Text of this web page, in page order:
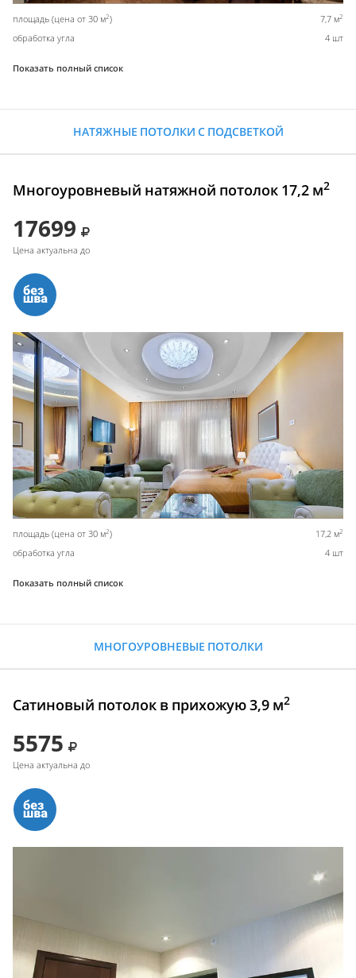
площадь (цена от 30 м2) 7,7 м2
обработка угла 4 шт
Показать полный список
НАТЯЖНЫЕ ПОТОЛКИ С ПОДСВЕТКОЙ
Многоуровневый натяжной потолок 17,2 м2
17699
Цена актуальна до
площадь (цена от 30 м2) 17,2 м2
обработка угла 4 шт
Показать полный список
МНОГОУРОВНЕВЫЕ ПОТОЛКИ
Сатиновый потолок в прихожую 3,9 м2
5575
Цена актуальна до